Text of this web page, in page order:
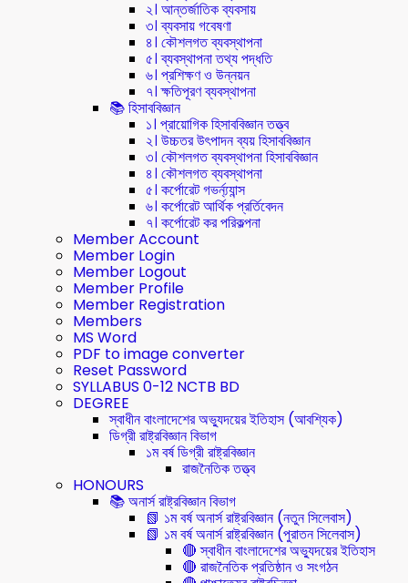
২। আন্তর্জাতিক ব্যবসায়
৩। ব্যবসায় গবেষণা
৪। কৌশলগত ব্যবস্থাপনা
৫। ব্যবস্থাপনা তথ্য পদ্ধতি
৬। প্রশিক্ষণ ও উন্নয়ন
৭। ক্ষতিপূরণ ব্যবস্থাপনা
📚 হিসাববিজ্ঞান
১। প্রায়োগিক হিসাববিজ্ঞান তত্ত্ব
২। উচ্চতর উৎপাদন ব্যয় হিসাববিজ্ঞান
৩। কৌশলগত ব্যবস্থাপনা হিসাববিজ্ঞান
৪। কৌশলগত ব্যবস্থাপনা
৫। কর্পোরেট গভর্ন্য্যান্স
৬। কর্পোরেট আর্থিক প্রর্তিবেদন
৭। কর্পোরেট কর পরিকল্পনা
Member Account
Member Login
Member Logout
Member Profile
Member Registration
Members
MS Word
PDF to image converter
Reset Password
SYLLABUS 0-12 NCTB BD
DEGREE
স্বাধীন বাংলাদেশের অভ্যুদয়ের ইতিহাস (আবশ্যিক)
ডিগ্রী রাষ্ট্রবিজ্ঞান বিভাগ
১ম বর্ষ ডিগ্রী রাষ্ট্রবিজ্ঞান
রাজনৈতিক তত্ত্ব
HONOURS
📚 অনার্স রাষ্ট্রবিজ্ঞান বিভাগ
📗 ১ম বর্ষ অনার্স রাষ্ট্রবিজ্ঞান (নতুন সিলেবাস)
📗 ১ম বর্ষ অনার্স রাষ্ট্রবিজ্ঞান (পুরাতন সিলেবাস)
🔴 স্বাধীন বাংলাদেশের অভ্যুদয়ের ইতিহাস
🔴 রাজনৈতিক প্রতিষ্ঠান ও সংগঠন